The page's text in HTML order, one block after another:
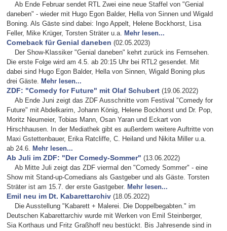
Ab Ende Februar sendet RTL Zwei eine neue Staffel von "Genial
daneben" - wieder mit Hugo Egon Balder, Hella von Sinnen und Wigald
Boning. Als Gäste sind dabei: Ingo Appelt, Helene Bockhorst, Lisa
Feller, Mike Krüger, Torsten Sträter u.a. Mehr lesen...
Comeback für Genial daneben (02.05.2023)
Der Show-Klassiker "Genial daneben" kehrt zurück ins Fernsehen.
Die erste Folge wird am 4.5. ab 20:15 Uhr bei RTL2 gesendet. Mit
dabei sind Hugo Egon Balder, Hella von Sinnen, Wigald Boning plus
drei Gäste. Mehr lesen...
ZDF: "Comedy for Future" mit Olaf Schubert (19.06.2022)
Ab Ende Juni zeigt das ZDF Ausschnitte vom Festival "Comedy for
Future" mit Abdelkarim, Johann König, Helene Bockhorst und Dr. Pop,
Moritz Neumeier, Tobias Mann, Osan Yaran und Eckart von
Hirschhausen. In der Mediathek gibt es außerdem weitere Auftritte von
Maxi Gstettenbauer, Erika Ratcliffe, C. Heiland und Nikita Miller u.a.
ab 24.6. Mehr lesen...
Ab Juli im ZDF: "Der Comedy-Sommer" (13.06.2022)
Ab Mitte Juli zeigt das ZDF viermal den "Comedy Sommer" - eine
Show mit Stand-up-Comedians als Gastgeber und als Gäste. Torsten
Sträter ist am 15.7. der erste Gastgeber. Mehr lesen...
Emil neu im Dt. Kabarettarchiv (18.05.2022)
Die Ausstellung "Kabarett + Malerei. Die Doppelbegabten." im
Deutschen Kabarettarchiv wurde mit Werken von Emil Steinberger,
Sia Korthaus und Fritz Graßhoff neu bestückt. Bis Jahresende sind in